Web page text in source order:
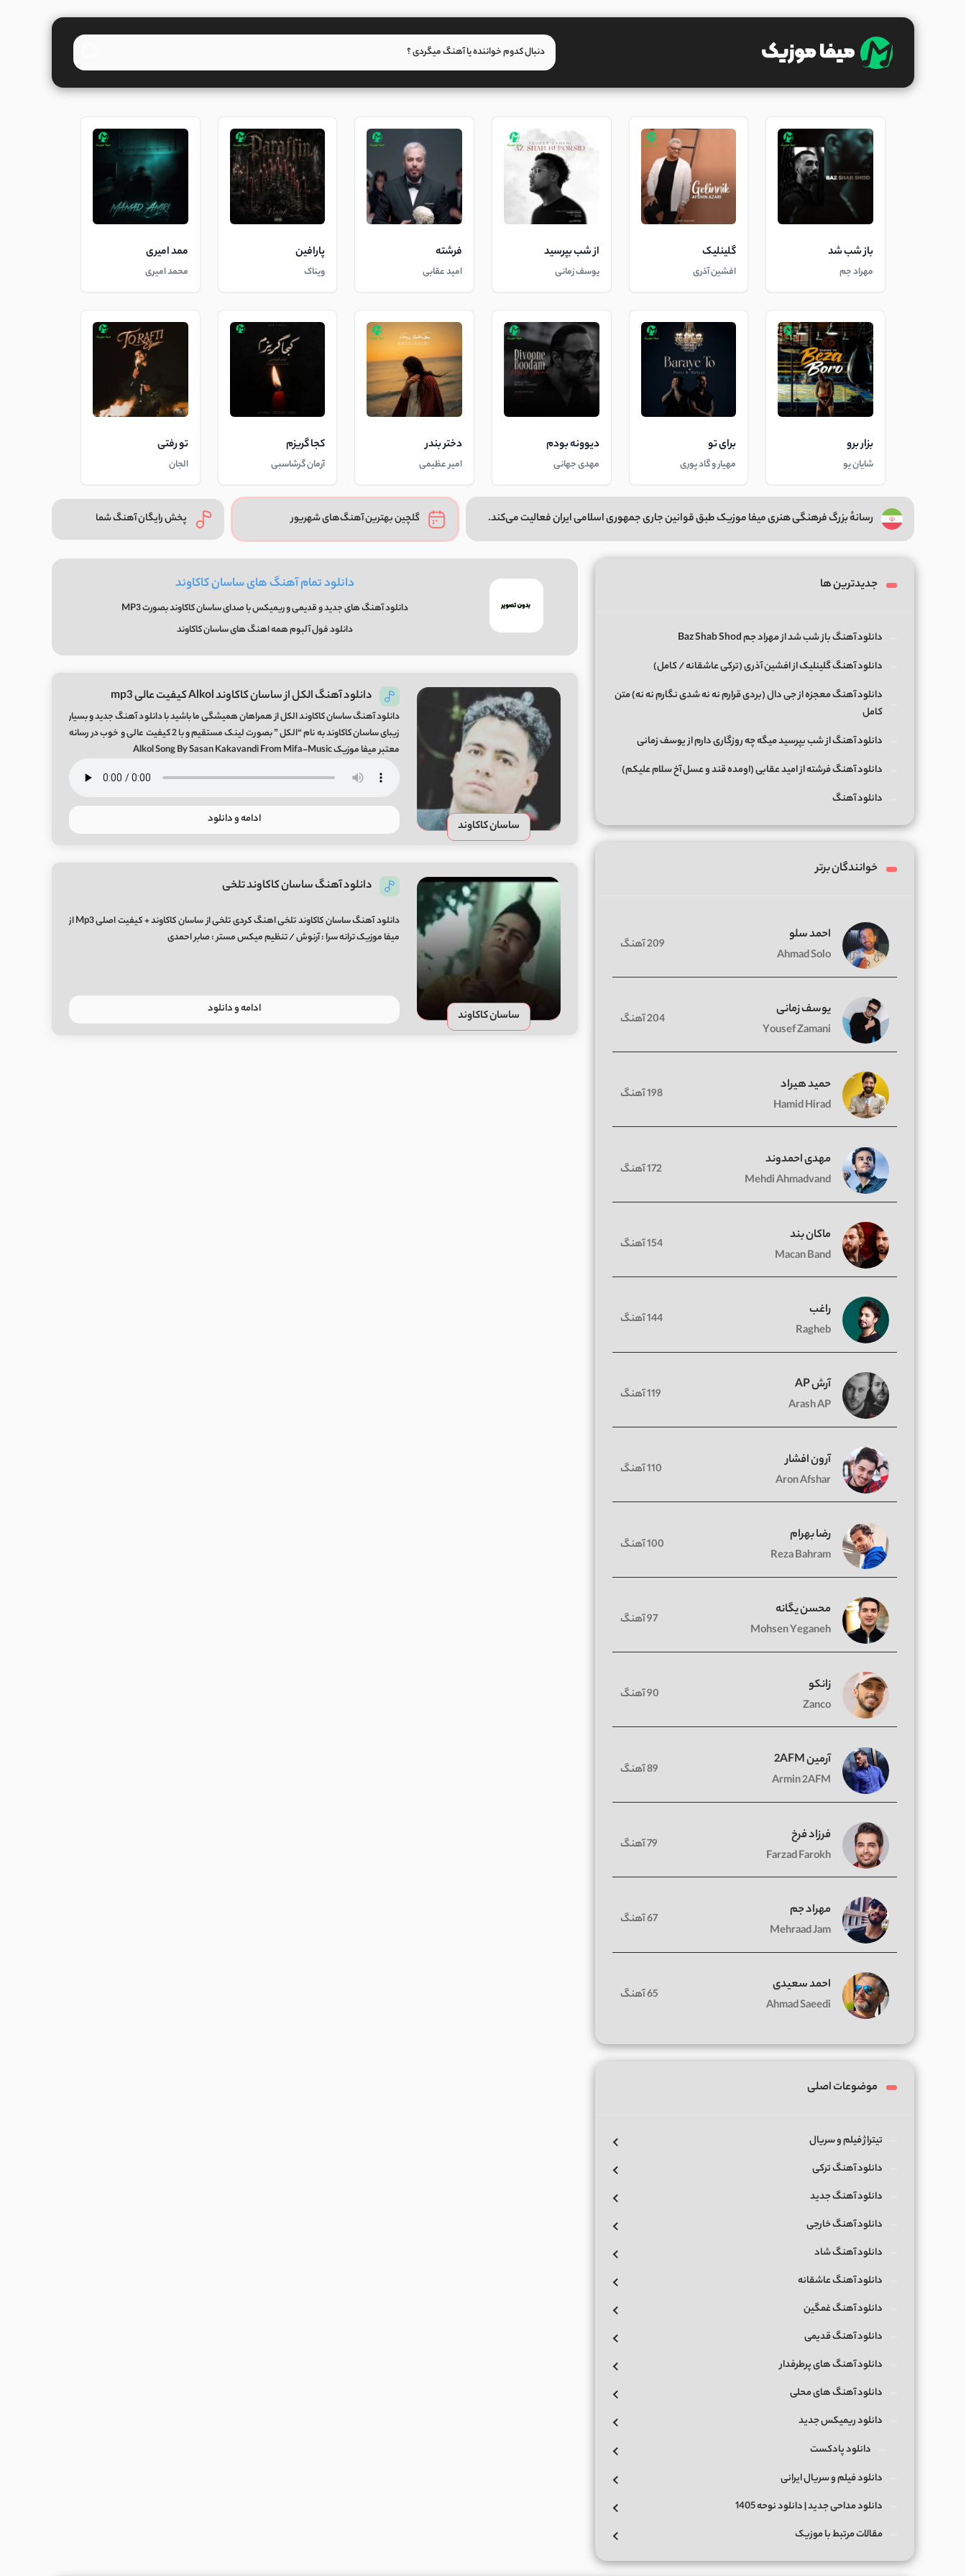
باز شب شد
مهراد جم
گلینلیک
افشین آذری
از شب بپرسید
یوسف زمانی
فرشته
امید عقابی
پارافین
ویناک
ممد امیری
محمد امیری
بزار برو
شایان یو
برای تو
مهیار و گاد پوری
دیوونه بودم
مهدی جهانی
دختر بندر
امیر عظیمی
کجا گریزم
آرمان گرشاسبی
تو رفتی
الجان
رسانهٔ بزرگ فرهنگی هنری میفا موزیک طبق قوانین جاری جمهوری اسلامی ایران فعالیت می‌کند. گلچین بهترین آهنگ‌های شهریور پخش رایگان آهنگ شما
دانلود تمام آهنگ های ساسان کاکاوند
دانلود آهنگ های جدید و قدیمی و ریمیکس با صدای ساسان کاکاوند بصورت MP3
دانلود فول آلبوم همه اهنگ های ساسان کاکاوند
ساسان کاکاوند
دانلود آهنگ الکل از ساسان کاکاوند Alkol کیفیت عالی mp3
دانلود آهنگ ساسان کاکاوند الکل از همراهان همیشگی ما باشید با دانلود آهنگ جدید و بسیار
زیبای ساسان کاکاوند به نام “الکل ” بصورت لینک مستقیم و با 2 کیفیت عالی و خوب در رسانه
معتبر میفا موزیک Alkol Song By Sasan Kakavandi From Mifa-Music
ادامه و دانلود
ساسان کاکاوند
دانلود آهنگ ساسان کاکاوند تلخی
دانلود آهنگ ساسان کاکاوند تلخی اهنگ کردی تلخی از ساسان کاکاوند + کیفیت اصلی Mp3 از
میفا موزیک ترانه سرا : آرنوش / تنظیم میکس مستر : صابر احمدی
ادامه و دانلود
جدیدترین ها
دانلود آهنگ باز شب شد از مهراد جم Baz Shab Shod
دانلود آهنگ گلینلیک از افشین آذری (ترکی عاشقانه / کامل)
دانلود آهنگ معجزه از جی دال (بردی قرارم نه نه شدی نگارم نه نه) متن
کامل
دانلود آهنگ از شب بپرسید میگه چه روزگاری دارم از یوسف زمانی
دانلود آهنگ فرشته از امید عقابی (اومده قند و عسل آخ سلام علیکم)
دانلود آهنگ
خوانندگان برتر
احمد سلو
Ahmad Solo
209 آهنگ
یوسف زمانی
Yousef Zamani
204 آهنگ
حمید هیراد
Hamid Hirad
198 آهنگ
مهدی احمدوند
Mehdi Ahmadvand
172 آهنگ
ماکان بند
Macan Band
154 آهنگ
راغب
Ragheb
144 آهنگ
آرش AP
Arash AP
119 آهنگ
آرون افشار
Aron Afshar
110 آهنگ
رضا بهرام
Reza Bahram
100 آهنگ
محسن یگانه
Mohsen Yeganeh
97 آهنگ
زانکو
Zanco
90 آهنگ
آرمین 2AFM
Armin 2AFM
89 آهنگ
فرزاد فرخ
Farzad Farokh
79 آهنگ
مهراد جم
Mehraad Jam
67 آهنگ
احمد سعیدی
Ahmad Saeedi
65 آهنگ
موضوعات اصلی
تیتراژ فیلم و سریال
دانلود آهنگ ترکی
دانلود آهنگ جدید
دانلود آهنگ خارجی
دانلود آهنگ شاد
دانلود آهنگ عاشقانه
دانلود آهنگ غمگین
دانلود آهنگ قدیمی
دانلود آهنگ های پرطرفدار
دانلود آهنگ های محلی
دانلود ریمیکس جدید
دانلود پادکست
دانلود فیلم و سریال ایرانی
دانلود مداحی جدید | دانلود نوحه 1405
مقالات مرتبط با موزیک